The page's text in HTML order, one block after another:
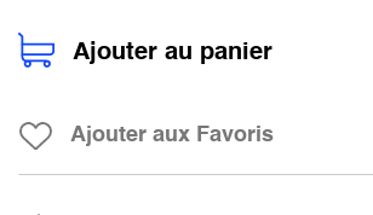
Ajouter au panier
Ajouter aux Favoris